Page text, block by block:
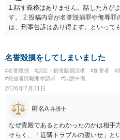
1.話す義務はありません。話した方が
す。 2.投稿内容が名誉毀損罪や侮辱罪
は、刑事告訴はあり得ます。といって
です。Googleは電話番号の開示請求も
も特定可能になるよう、複数ルートで
です。さらにいえば、利用者からの
ある程度対象者を特定できている（た
ので発信者情報開示請求をする）とい
名誉毀損をしてしまいました
#名誉毀損 #訴訟・損害賠償請求 #加害者
#
#発信者情報開示請求
#誹謗中傷
2026年7月31日
匿名A 弁護士
なぜ貴殿であるとわかったのかは相手
そらく、「近隣トラブルの腹いせ」と